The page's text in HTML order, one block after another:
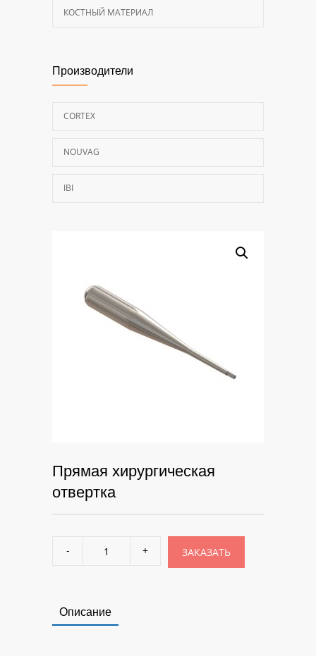
КОСТНЫЙ МАТЕРИАЛ
Производители
CORTEX
NOUVAG
IBI
Прямая хирургическая
отвертка
ЗАКАЗАТЬ
Описание